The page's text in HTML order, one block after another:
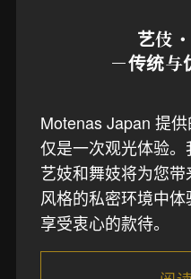
艺伎
－传统与
Motenas Japan 提
仅是一次观光体验
艺妓和舞妓将为您
风格的私密环境中
享受衷心的款待。